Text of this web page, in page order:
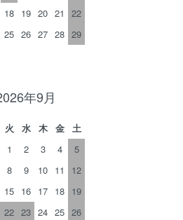
18 19 20 21
22
25 26 27 28 29
年9月
火 水 木 金
土
1
2 3 4
5
8 9 10 11
12
15 16 17 18 19
22 23 24 25 26